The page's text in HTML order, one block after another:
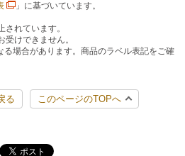
」に基づいています。
されています。
受けできません。
る場合があります。商品のラベル表記をご確
る このページのTOPへ